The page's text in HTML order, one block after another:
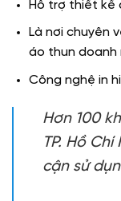
Hỗ trợ thiết kế
Là nơi chuyên
áo thun doanh
Công nghệ in
Hơn 100
TP. Hồ
cận sử